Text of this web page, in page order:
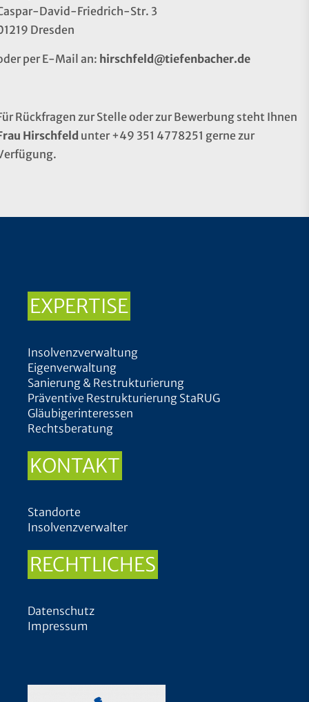
David-Friedrich-Str. 3
Dresden
per E-Mail an: hirschfeld@tiefenbacher.de
Rückfragen zur Stelle oder zur Bewerbung steht Ihnen
Hirschfeld unter +49 351 4778251 gerne zur
EXPERTISE
Insolvenzverwaltung
Eigenverwaltung
Sanierung & Restrukturierung
Präventive Restrukturierung StaRUG
Gläubigerinteressen
Rechtsberatung
KONTAKT
Standorte
Insolvenzverwalter
RECHTLICHES
Datenschutz
Impressum